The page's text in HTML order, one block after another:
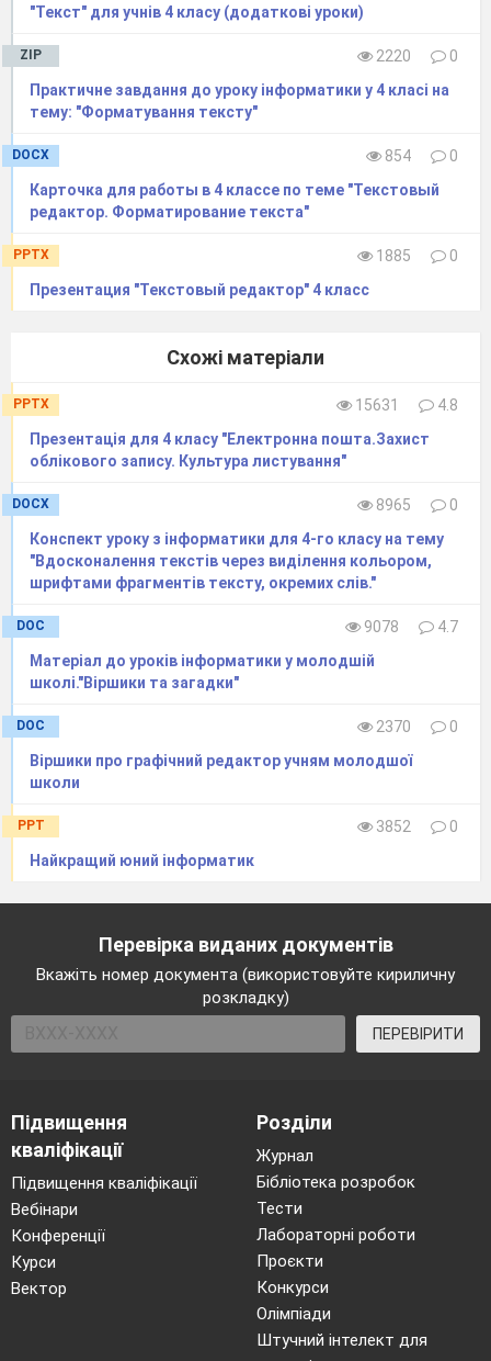
"Текст" для учнів 4 класу (додаткові уроки)
ZIP 2220
0
Практичне завдання до уроку інформатики у 4 класі на
тему: "Форматування тексту"
DOCX 854
0
Карточка для работы в 4 классе по теме "Текстовый
редактор. Форматирование текста"
PPTX 1885
0
Презентация "Текстовый редактор" 4 класс
Схожі матеріали
PPTX 15631
4.8
Прeзeнтація для 4 класу "Eлeктронна пошта.Захист
облікового запису. Культура листування"
DOCX 8965
0
Конспект уроку з інформатики для 4-го класу на тему
"Вдосконалення текстів через виділення кольором,
шрифтами фрагментів тексту, окремих слів."
DOC 9078
4.7
Матеріал до уроків інформатики у молодшій
школі."Віршики та загадки"
DOC 2370
0
Віршики про графічний редактор учням молодшої
школи
PPT 3852
0
Найкращий юний інформатик
Перевірка виданих документів
Вкажіть номер документа (використовуйте кириличну
розкладку)
ПЕРЕВІРИТИ
Підвищення
кваліфікації
Підвищення кваліфікації
Вебінари
Конференції
Курси
Вектор
Розділи
Журнал
Бібліотека розробок
Тести
Лабораторні роботи
Проєкти
Конкурси
Олімпіади
Штучний інтелект для